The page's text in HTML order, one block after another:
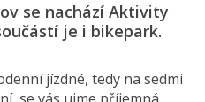
se nachází Aktivity
je i bikepark.
jízdné, tedy na sedmi